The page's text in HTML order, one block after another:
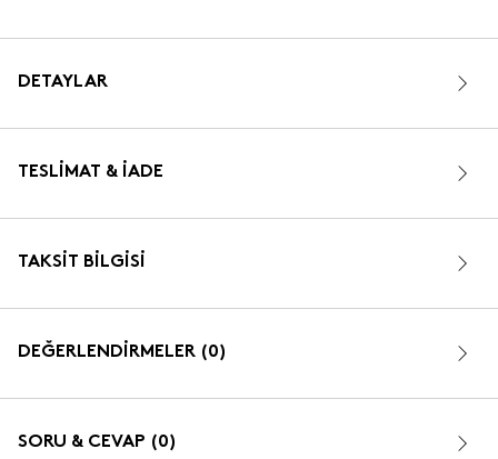
DETAYLAR
TESLIMAT & İADE
TAKSIT BILGISI
DEĞERLENDİRMELER (0)
SORU & CEVAP (0)